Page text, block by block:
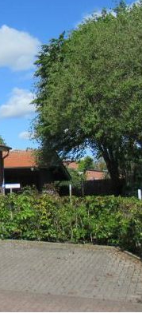
Hund, Katze
Heimtiere
Röntgen Ultraschall